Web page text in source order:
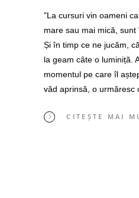
"La cursuri vin oameni
mare sau mai mică, sunt
Și în timp ce ne jucăm,
la geam câte o luminiță.
momentul pe care îl
văd aprinsă, o urmăresc
CITEȘTE MAI